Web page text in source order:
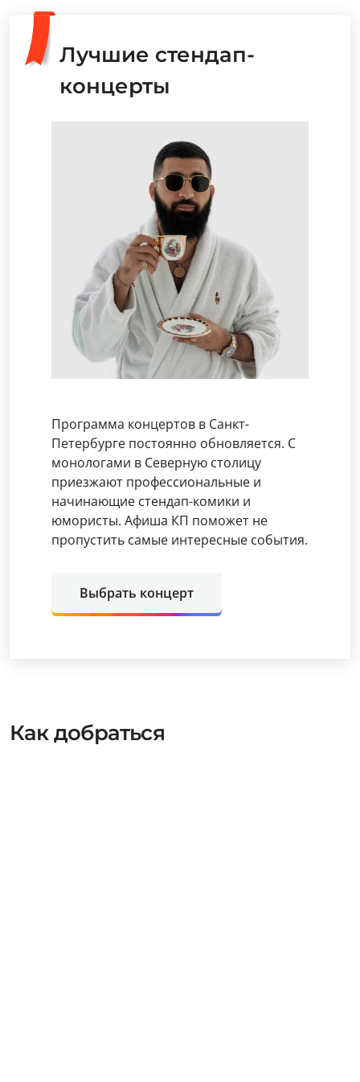
Лучшие стендап-
концерты
Программа концертов в Санкт-
Петербурге постоянно обновляется. С
монологами в Северную столицу
приезжают профессиональные и
начинающие стендап-комики и
юмористы. Афиша КП поможет не
пропустить самые интересные события.
Выбрать концерт
Как добраться